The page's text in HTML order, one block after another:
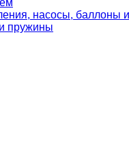
насосы, баллоны
пружины